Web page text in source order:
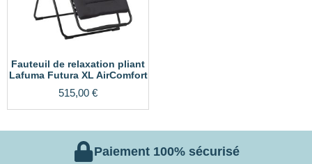
Fauteuil de relaxation pliant
Lafuma Futura XL AirComfort
515,00 €
Paiement 100% sécurisé